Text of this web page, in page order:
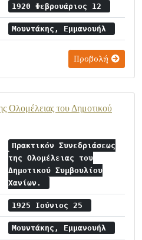
1920 Φεβρουάριος 12
Μουντάκης, Εμμανουήλ
Προβολή
Ολομέλειας του Δημοτικού
Πρακτικόν Συνεδριάσεως
της Ολομέλειας του
Δημοτικού Συμβουλίου
Χανίων.
1925 Ιούνιος 25
Μουντάκης, Εμμανουήλ